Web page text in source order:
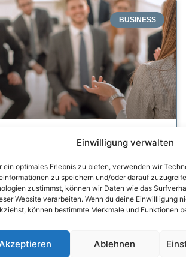
Einwilligung verwalten
ein optimales Erlebnis zu bieten, verwenden wir
zu speichern und/oder darauf
zustimmst, können wir Daten wie das
Website verarbeiten. Wenn du deine Einwillligung
können bestimmte Merkmale und Funktionen
Akzeptieren Ablehnen
BUSINESS
Rheinhessen Chamber of
Webinar
Connect